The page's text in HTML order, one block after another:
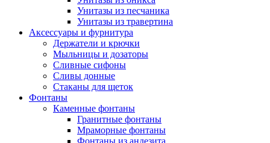
Унитазы из песчаника
Унитазы из травертина
Аксессуары и фурнитура
Держатели и крючки
Мыльницы и дозаторы
Сливные сифоны
Сливы донные
Стаканы для щеток
Фонтаны
Каменные фонтаны
Гранитные фонтаны
Мраморные фонтаны
Фонтаны из андезита